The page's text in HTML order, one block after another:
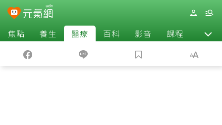
焦點 養生 醫療 百科 影音 課程 退休